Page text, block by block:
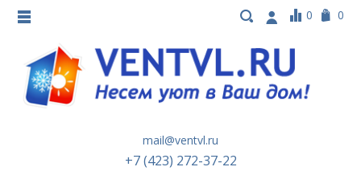
0 0
mail@ventvl.ru
+7 (423) 272-37-22